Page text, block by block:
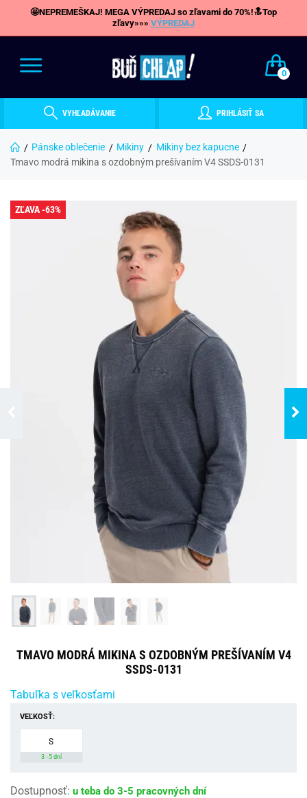
🤩NEPREMEŠKAJ! MEGA VÝPREDAJ so zľavami do 70%!🔝Top
zľavy»»» VÝPREDAJ
0
VYHĽADÁVANIE PRIHLÁSIŤ SA
Pánske oblečenie Mikiny
Mikiny bez kapucne
Tmavo modrá mikina s ozdobným prešívaním V4 SSDS-0131
ZĽAVA -63%
TMAVO MODRÁ MIKINA S OZDOBNÝM PREŠÍVANÍM V4
SSDS-0131
Tabuľka s veľkosťami
VEĽKOSŤ:
S
3 - 5 dní
Dostupnosť: u teba do 3-5 pracovných dní